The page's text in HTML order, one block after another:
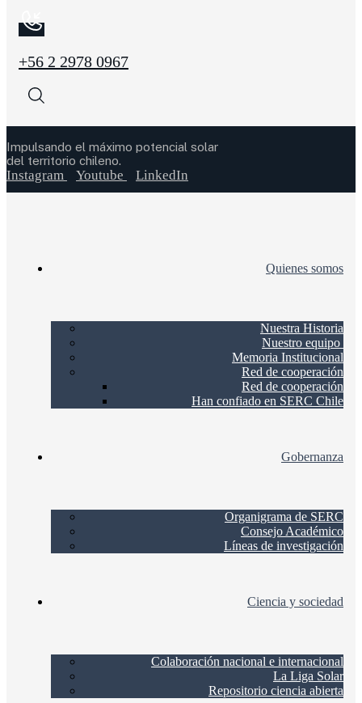
+56 2 2978 0967
Impulsando el máximo potencial solar
del territorio chileno.
Instagram Youtube LinkedIn
Quienes somos
Nuestra Historia
Nuestro equipo
Memoria Institucional
Red de cooperación
Red de cooperación
Han confiado en SERC Chile
Gobernanza
Organigrama de SERC
Consejo Académico
Líneas de investigación
Ciencia y sociedad
Colaboración nacional e internacional
La Liga Solar
Repositorio ciencia abierta